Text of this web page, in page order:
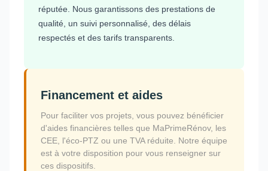
réputée. Nous garantissons des prestations de
qualité, un suivi personnalisé, des délais
respectés et des tarifs transparents.
Financement et aides
Pour faciliter vos projets, vous pouvez bénéficier
d'aides financières telles que MaPrimeRénov, les
CEE, l'éco-PTZ ou une TVA réduite. Notre équipe
est à votre disposition pour vous renseigner sur
ces dispositifs.